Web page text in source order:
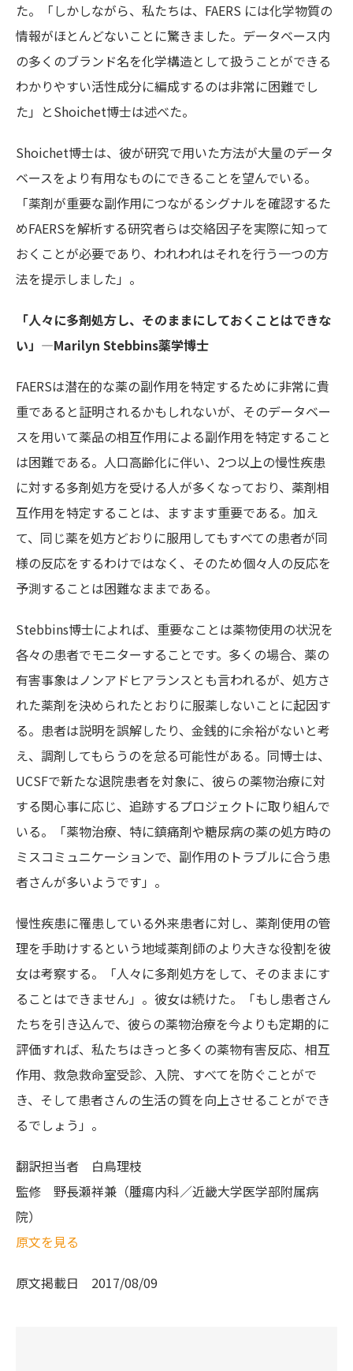
た。「しかしながら、私たちは、FAERS には化学物質の
情報がほとんどないことに驚きました。データベース内
の多くのブランド名を化学構造として扱うことができる
わかりやすい活性成分に編成するのは非常に困難でし
た」とShoichet博士は述べた。
Shoichet博士は、彼が研究で用いた方法が大量のデータ
ベースをより有用なものにできることを望んでいる。
「薬剤が重要な副作用につながるシグナルを確認するた
めFAERSを解析する研究者らは交絡因子を実際に知って
おくことが必要であり、われわれはそれを行う一つの方
法を提示しました」。
「人々に多剤処方し、そのままにしておくことはできな
い」―Marilyn Stebbins薬学博士
FAERSは潜在的な薬の副作用を特定するために非常に貴
重であると証明されるかもしれないが、そのデータベー
スを用いて薬品の相互作用による副作用を特定すること
は困難である。人口高齢化に伴い、2つ以上の慢性疾患
に対する多剤処方を受ける人が多くなっており、薬剤相
互作用を特定することは、ますます重要である。加え
て、同じ薬を処方どおりに服用してもすべての患者が同
様の反応をするわけではなく、そのため個々人の反応を
予測することは困難なままである。
Stebbins博士によれば、重要なことは薬物使用の状況を
各々の患者でモニターすることです。多くの場合、薬の
有害事象はノンアドヒアランスとも言われるが、処方さ
れた薬剤を決められたとおりに服薬しないことに起因す
る。患者は説明を誤解したり、金銭的に余裕がないと考
え、調剤してもらうのを怠る可能性がある。同博士は、
UCSFで新たな退院患者を対象に、彼らの薬物治療に対
する関心事に応じ、追跡するプロジェクトに取り組んで
いる。「薬物治療、特に鎮痛剤や糖尿病の薬の処方時の
ミスコミュニケーションで、副作用のトラブルに合う患
者さんが多いようです」。
慢性疾患に罹患している外来患者に対し、薬剤使用の管
理を手助けするという地域薬剤師のより大きな役割を彼
女は考察する。「人々に多剤処方をして、そのままにす
ることはできません」。彼女は続けた。「もし患者さん
たちを引き込んで、彼らの薬物治療を今よりも定期的に
評価すれば、私たちはきっと多くの薬物有害反応、相互
作用、救急救命室受診、入院、すべてを防ぐことがで
き、そして患者さんの生活の質を向上させることができ
るでしょう」。
翻訳担当者 白鳥理枝
監修 野長瀬祥兼（腫瘍内科／近畿大学医学部附属病
院）
原文を見る
原文掲載日 2017/08/09